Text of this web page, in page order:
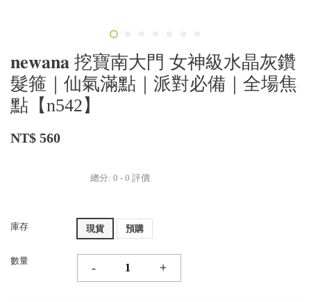
𝐧𝐞𝐰𝐚𝐧𝐚 挖寶南大門 女神級水晶灰鑽
髮箍｜仙氣滿點｜派對必備｜全場焦
點【n542】
NT$ 560
總分: 0 - 0 評價
庫存 現貨 預購
數量
- +